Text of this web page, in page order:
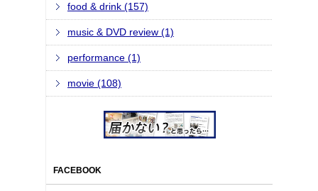
food & drink (157)
music & DVD review (1)
performance (1)
movie (108)
FACEBOOK